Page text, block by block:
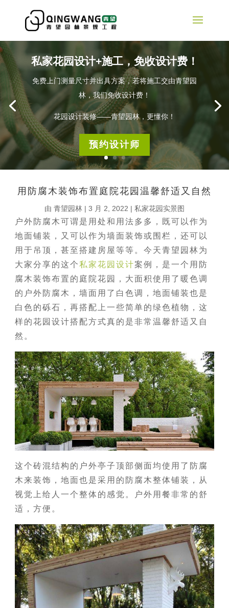
私家花园设计+施工，免收设计费！
免费上门测量尺寸并出具方案，若将施工交由青望园
林，我们免收设计费！
花园设计装修——青望园林，更懂你！
预约设计师
用防腐木装饰布置庭院花园温馨舒适又自然
由 青望园林 | 3 月 2, 2022 | 私家花园实景图
户外防腐木可谓是用处和用法多多，既可以作为
地面铺装，又可以作为墙面装饰或围栏，还可以
用于吊顶，甚至搭建房屋等等。今天青望园林为
大家分享的这个私家花园设计案例，是一个用防
腐木装饰布置的庭院花园，大面积使用了暖色调
的户外防腐木，墙面用了白色调，地面铺装也是
白色的砾石，再搭配上一些简单的绿色植物，这
样的花园设计搭配方式真的是非常温馨舒适又自
然。
这个砖混结构的户外亭子顶部侧面均使用了防腐
木来装饰，地面也是采用的防腐木整体铺装，从
视觉上给人一个整体的感觉。户外用餐非常的舒
适，方便。